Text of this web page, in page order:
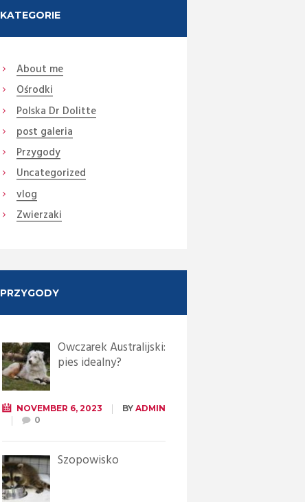
KATEGORIE
About me
Ośrodki
Polska Dr Dolitte
post galeria
Przygody
Uncategorized
vlog
Zwierzaki
PRZYGODY
Owczarek Australijski:
pies idealny?
NOVEMBER 6, 2023 BY ADMIN
0
Szopowisko